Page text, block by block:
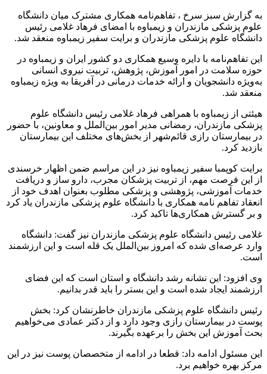
به گزارش سبز سرخ ، تفاهم‌نامه همکاری مشترک میان دانشگاه
علوم پزشکی مازندران و زیمباوه با امضای فرهاد غلامی رئیس
دانشگاه علوم پزشکی مازندران و برایت سفیر زیمباوه منعقد شد.
این تفاهم‌نامه با دایره وسیع همکاری دو کشور ایران و زیمباوه در
حوزه سلامت در امور آموزش، پژوهش، تربیت نیروی انسانی
به‌ویژه دانشجویان و ارائه خدمات درمانی در آفریقا به ویژه زیمباوه
منعقد شد.
هیئتی از زیمباوه با همراهی فرهاد غلامی رئیس دانشگاه علوم
پزشکی مازندران، رمضانی مدیر امور بین‌الملل و معاونین، با حضور
در بیمارستان رازی قائم‌شهر از بخش‌های مختلف این بیمارستان
بازدید کرد.
برایت کوپمبا سفیر زیمباوه نیز در این مراسم ضمن اظهار خرسندی
از این فرصت مهم، از تربیت پزشکان مجرب، دارو ساز و دریافت
خدمات آموزشی، پژوهشی و پزشکی مطلوب بعنوان اهدف خود از
انعقاد تفاهم نامه همکاری با دانشگاه علوم پزشکی مازندران یاد کرد
و بر گسترش همکاری‌ها تاکید کرد.
غلامی رئیس دانشگاه علوم پزشکی مازندران نیز گفت: دانشگاه
وارد عرصه‌ای شده که امروز بین‌الملل یک قله است و این ارزشمند
است.
وی افزود: این نشانه رشد دانشگاه و استان است که این فضای
ارزشمند ایجاد شده است و این بستر را باید قدر بدانیم.
رئیس دانشگاه علوم پزشکی مازندران خاطرنشان کرد: بخش
پوست در بیمارستان رازی وجود دارد و از دکتر عمادی می‌خواهیم
بحث آموزش این بخش را برعهده بگیرند.
این مسئول ادامه داد: قطعا در ادامه از متخصصان پوست نیز در این
مرکز بهره خواهیم برد.